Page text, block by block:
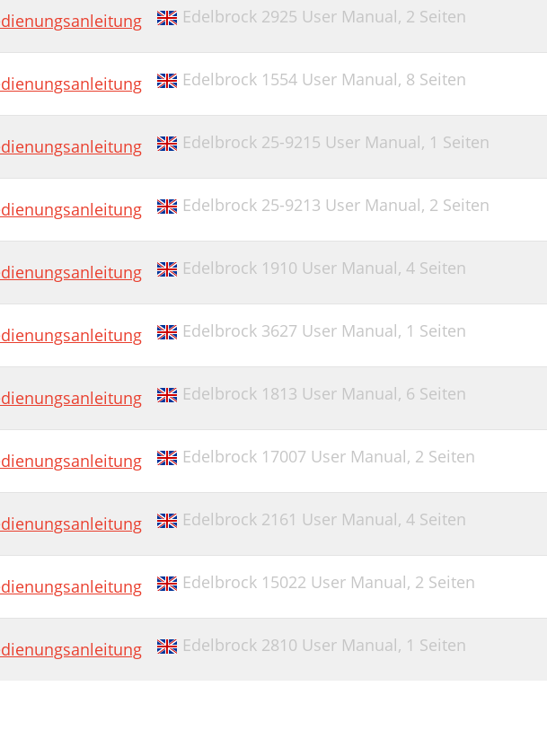
Edelbrock 2925 User Manual, 2 Seiten
Edelbrock 1554 User Manual, 8 Seiten
Edelbrock 25-9215 User Manual, 1 Seiten
Edelbrock 25-9213 User Manual, 2 Seiten
Edelbrock 1910 User Manual, 4 Seiten
Edelbrock 3627 User Manual, 1 Seiten
Edelbrock 1813 User Manual, 6 Seiten
Edelbrock 17007 User Manual, 2 Seiten
Edelbrock 2161 User Manual, 4 Seiten
Edelbrock 15022 User Manual, 2 Seiten
Edelbrock 2810 User Manual, 1 Seiten